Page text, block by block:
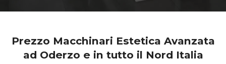
Prezzo Macchinari Estetica Avanzata
ad Oderzo e in tutto il Nord Italia